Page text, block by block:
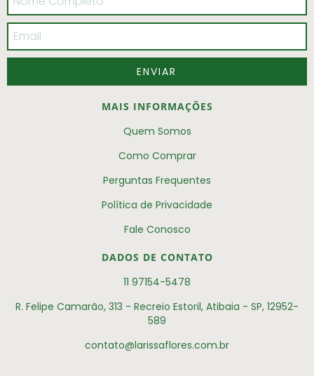
MAIS INFORMAÇÕES
Quem Somos
Como Comprar
Perguntas Frequentes
Política de Privacidade
Fale Conosco
DADOS DE CONTATO
11 97154-5478
R. Felipe Camarão, 313 - Recreio Estoril, Atibaia - SP, 12952-
589
contato@larissaflores.com.br